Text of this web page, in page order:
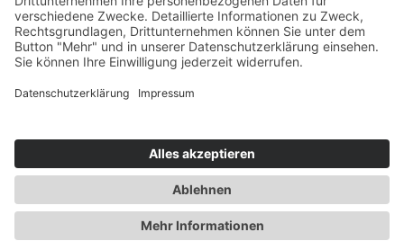
© 2026 by SVG Nord Service und Vertrieb GmbH